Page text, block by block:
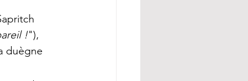
!"),
duègne